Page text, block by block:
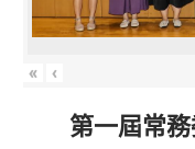
« ‹
第一屆常